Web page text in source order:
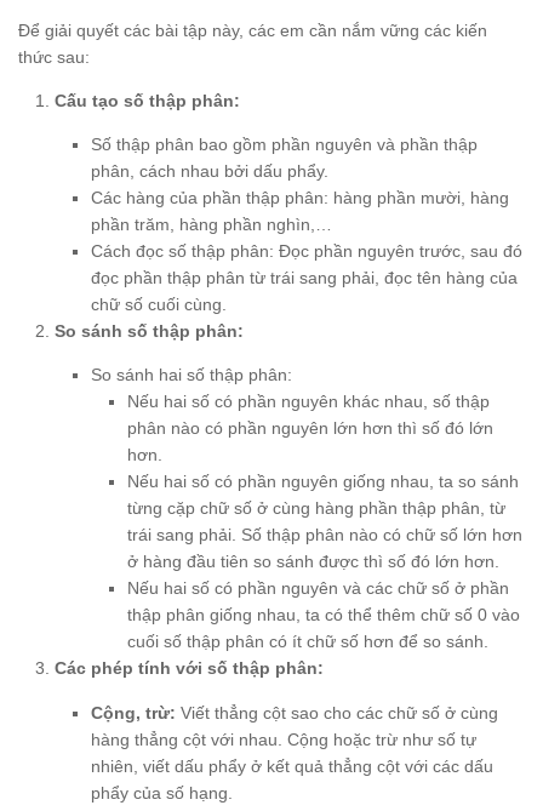
Để giải quyết các bài tập này, các em cần nắm vững các kiến
thức sau:
Cấu tạo số thập phân:
Số thập phân bao gồm phần nguyên và phần thập
phân, cách nhau bởi dấu phẩy.
Các hàng của phần thập phân: hàng phần mười, hàng
phần trăm, hàng phần nghìn,…
Cách đọc số thập phân: Đọc phần nguyên trước, sau đó
đọc phần thập phân từ trái sang phải, đọc tên hàng của
chữ số cuối cùng.
So sánh số thập phân:
So sánh hai số thập phân:
Nếu hai số có phần nguyên khác nhau, số thập
phân nào có phần nguyên lớn hơn thì số đó lớn
hơn.
Nếu hai số có phần nguyên giống nhau, ta so sánh
từng cặp chữ số ở cùng hàng phần thập phân, từ
trái sang phải. Số thập phân nào có chữ số lớn hơn
ở hàng đầu tiên so sánh được thì số đó lớn hơn.
Nếu hai số có phần nguyên và các chữ số ở phần
thập phân giống nhau, ta có thể thêm chữ số 0 vào
cuối số thập phân có ít chữ số hơn để so sánh.
Các phép tính với số thập phân:
Cộng, trừ: Viết thẳng cột sao cho các chữ số ở cùng
hàng thẳng cột với nhau. Cộng hoặc trừ như số tự
nhiên, viết dấu phẩy ở kết quả thẳng cột với các dấu
phẩy của số hạng.